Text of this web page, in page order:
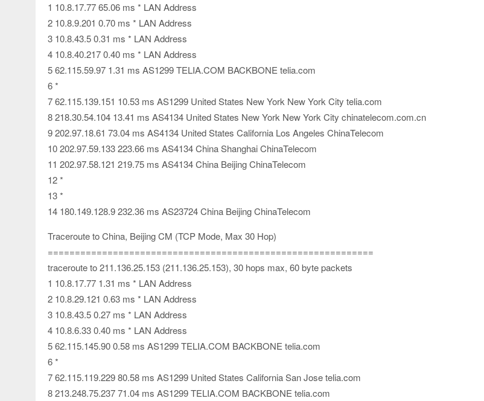
1 10.8.17.77 65.06 ms * LAN Address
2 10.8.9.201 0.70 ms * LAN Address
3 10.8.43.5 0.31 ms * LAN Address
4 10.8.40.217 0.40 ms * LAN Address
5 62.115.59.97 1.31 ms AS1299 TELIA.COM BACKBONE telia.com
6 *
7 62.115.139.151 10.53 ms AS1299 United States New York New York City telia.com
8 218.30.54.104 13.41 ms AS4134 United States New York New York City chinatelecom.com.cn
9 202.97.18.61 73.04 ms AS4134 United States California Los Angeles ChinaTelecom
10 202.97.59.133 223.66 ms AS4134 China Shanghai ChinaTelecom
11 202.97.58.121 219.75 ms AS4134 China Beijing ChinaTelecom
12 *
13 *
14 180.149.128.9 232.36 ms AS23724 China Beijing ChinaTelecom
Traceroute to China, Beijing CM (TCP Mode, Max 30 Hop)
============================================================
traceroute to 211.136.25.153 (211.136.25.153), 30 hops max, 60 byte packets
1 10.8.17.77 1.31 ms * LAN Address
2 10.8.29.121 0.63 ms * LAN Address
3 10.8.43.5 0.27 ms * LAN Address
4 10.8.6.33 0.40 ms * LAN Address
5 62.115.145.90 0.58 ms AS1299 TELIA.COM BACKBONE telia.com
6 *
7 62.115.119.229 80.58 ms AS1299 United States California San Jose telia.com
8 213.248.75.237 71.04 ms AS1299 TELIA.COM BACKBONE telia.com